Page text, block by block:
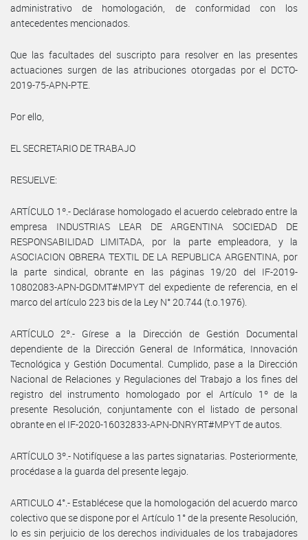
administrativo de homologación, de conformidad con los
antecedentes mencionados.
Que las facultades del suscripto para resolver en las presentes
actuaciones surgen de las atribuciones otorgadas por el DCTO-
2019-75-APN-PTE.
Por ello,
EL SECRETARIO DE TRABAJO
RESUELVE:
ARTÍCULO 1º.- Declárase homologado el acuerdo celebrado entre la
empresa INDUSTRIAS LEAR DE ARGENTINA SOCIEDAD DE
RESPONSABILIDAD LIMITADA, por la parte empleadora, y la
ASOCIACION OBRERA TEXTIL DE LA REPUBLICA ARGENTINA, por
la parte sindical, obrante en las páginas 19/20 del IF-2019-
10802083-APN-DGDMT#MPYT del expediente de referencia, en el
marco del artículo 223 bis de la Ley N° 20.744 (t.o.1976).
ARTÍCULO 2º.- Gírese a la Dirección de Gestión Documental
dependiente de la Dirección General de Informática, Innovación
Tecnológica y Gestión Documental. Cumplido, pase a la Dirección
Nacional de Relaciones y Regulaciones del Trabajo a los fines del
registro del instrumento homologado por el Artículo 1º de la
presente Resolución, conjuntamente con el listado de personal
obrante en el IF-2020-16032833-APN-DNRYRT#MPYT de autos.
ARTÍCULO 3º.- Notifíquese a las partes signatarias. Posteriormente,
procédase a la guarda del presente legajo.
ARTICULO 4°.- Establécese que la homologación del acuerdo marco
colectivo que se dispone por el Artículo 1° de la presente Resolución,
lo es sin perjuicio de los derechos individuales de los trabajadores